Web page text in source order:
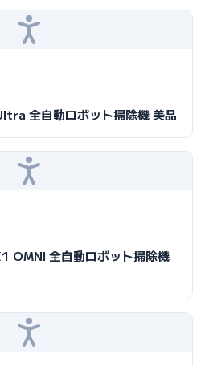
全自動ロボット掃除機 美品
OMNI 全自動ロボット掃除機